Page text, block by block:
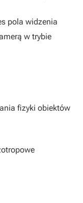
pola widzenia
w trybie
fizyki obiektów